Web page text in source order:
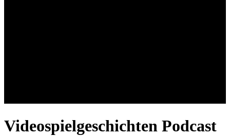
Videospielgeschichten Podcast